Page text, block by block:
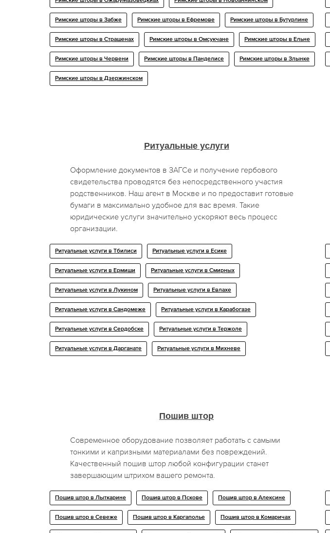
Римские шторы в Забже Римские шторы в Ефремове Римские шторы в Бутурлине
Римские шторы в Страшенах Римские шторы в Омсукчане Римские шторы в Ельне
Римские шторы в Червени Римские шторы в Панделисе Римские шторы в Злынке
Римские шторы в Дзержинском
Ритуальные услуги
Оформление документов в ЗАГСе и получение гербового
свидетельства проводятся без непосредственного участия
родственников. Наш агент в Москве и по предоставит готовые
бумаги в максимально удобное для вас время. Такие
юридические услуги значительно ускоряют весь процесс
организации.
Ритуальные услуги в Тбилиси Ритуальные услуги в Есике
Ритуальные услуги в Ермиши Ритуальные услуги в Смирных
Ритуальные услуги в Лукином Ритуальные услуги в Евлахе
Ритуальные услуги в Сандомеже Ритуальные услуги в Карабогазе
Ритуальные услуги в Сердобске Ритуальные услуги в Тержоле
Ритуальные услуги в Дарганате Ритуальные услуги в Михневе
Пошив штор
Современное оборудование позволяет работать с самыми
тонкими и капризными материалами без повреждений.
Качественный пошив штор любой конфигурации станет
завершающим штрихом вашего ремонта.
Пошив штор в Лыткарине Пошив штор в Пскове Пошив штор в Алексине
Пошив штор в Севеже Пошив штор в Каргаполье Пошив штор в Комаричах